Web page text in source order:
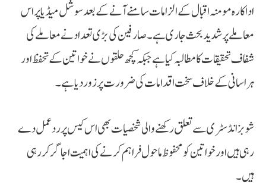
اداکارہ مومنہ اقبال کے الزامات سامنے آنے کے بعد سوشل میڈیا پر اس
معاملے پر شدید بحث جاری ہے۔ صارفین کی بڑی تعداد نے معاملے کی
شفاف تحقیقات کا مطالبہ کیا ہے جبکہ کچھ حلقوں نے خواتین کے تحفظ اور
ہراسانی کے خلاف سخت اقدامات کی ضرورت پر زور دیا ہے۔
شوبز انڈسٹری سے تعلق رکھنے والی شخصیات بھی اس کیس پر ردعمل دے
رہی ہیں اور خواتین کو محفوظ ماحول فراہم کرنے کی اہمیت اجاگر کر رہی
ہیں۔